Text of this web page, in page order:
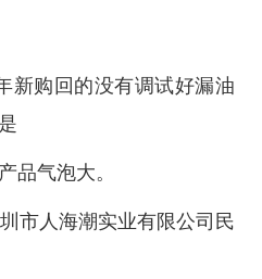
新购回的没有调试好漏油
品气泡大。
市人海潮实业有限公司民